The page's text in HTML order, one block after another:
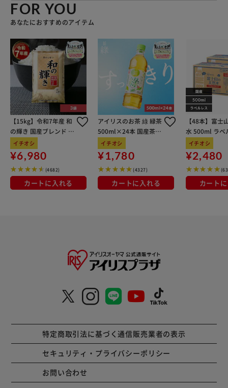
FOR YOU
あなたにおすすめのアイテム
【15kg】令和7年産 和
の輝き 国産ブレンド 5
kg×3袋
イチオシ
¥6,980
(4682)
カートに入れる
アイリスのお茶 綠 緑茶
500ml×24本 国産茶葉
100％使用
イチオシ
¥1,780
(4327)
カートに入れる
【48本】富士
水 500ml ラベ
イチオシ
¥2,480
カート
特定商取引法に基づく通信販売業者の表示
セキュリティ・プライバシーポリシー
お問い合わせ